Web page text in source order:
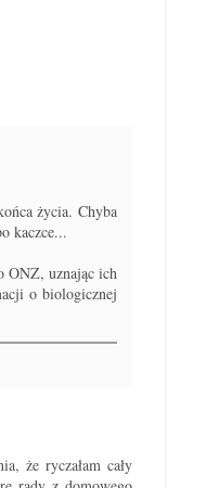
życia. Chyba
kaczce...
ONZ, uznając ich
o biologicznej
że ryczałam cały